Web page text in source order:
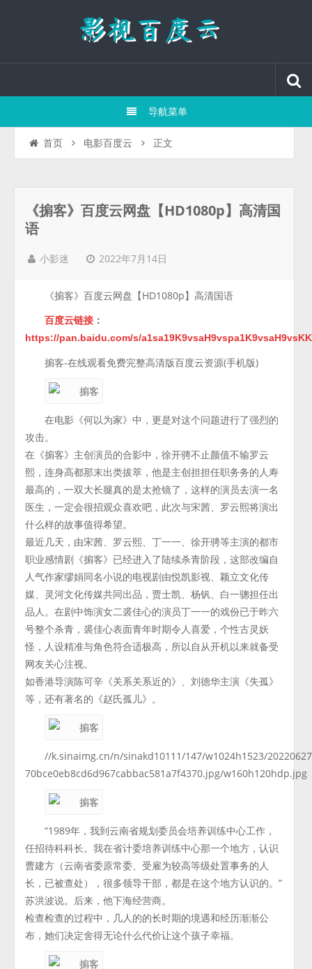
导航菜单
首页 电影百度云 正文
《掮客》百度云网盘【HD1080p】高清国
语
小影迷 2022年7月14日
《掮客》百度云网盘【HD1080p】高清国语
百度云链接 ：
https://pan.baidu.com/s/
掮客-在线观看免费完整高清版百度云资源(手机版)
在电影《何以为家》中，更是对这个问题进行了强烈的
攻击。
在《掮客》主创演员的合影中，徐开骋不止颜值不输罗云
熙，连身高都那末出类拔萃，他是主创担担任职务务的人寿
最高的，一双大长腿真的是太抢镜了，这样的演员去演一名
医生，一定会很招观众喜欢吧，此次与宋茜、罗云熙将演出
什么样的故事值得希望。
最近几天，由宋茜、罗云熙、丁一一、徐开骋等主演的都市
职业感情剧《掮客》已经进入了陆续杀青阶段，这部改编自
人气作家缪娟同名小说的电视剧由悦凯影视、颖立文化传
媒、灵河文化传媒共同出品，贾士凯、杨钒、白一骢担任出
品人。在剧中饰演女二裘佳心的演员丁一一的戏份已于昨六
号整个杀青，裘佳心表面青年时期令人喜爱，个性古灵妖
怪，人设精准与角色符合适极高，所以自从开机以来就备受
网友关心注视。
如香港导演陈可辛《关系关系近的》、刘德华主演《失孤》
等，还有著名的《赵氏孤儿》。
//k.sinaimg.cn/n/sinakd10111/147/w1024h1523/
70bce0eb8cd6d967cabbac581a7f4370.jpg/w160h120hdp.jpg
“1989年，我到云南省规划委员会培养训练中心工作，
任招待科科长。我在省计委培养训练中心那一个地方，认识
曹建方（云南省委原常委、受雇为较高等级处置事务的人
长，已被查处），很多领导干部，都是在这个地方认识的。”
苏洪波说。后来，他下海经营商。
检查检查的过程中，几人的的长时期的境遇和经历渐渐公
布，她们决定舍得无论什么代价让这个孩子幸福。